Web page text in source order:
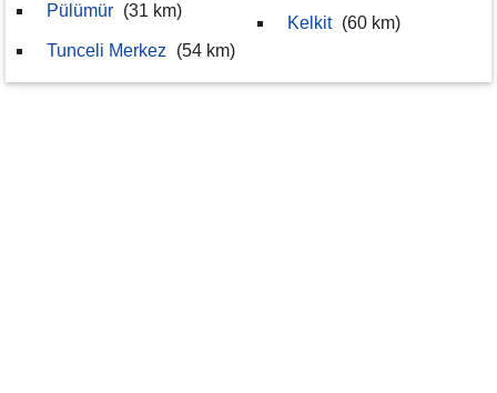
Pülümür (31 km)
Tunceli Merkez (54 km)
Kelkit (60 km)